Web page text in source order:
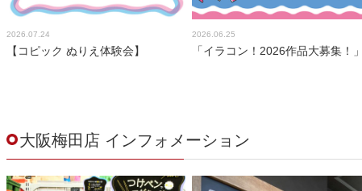
2026.07.24
【コピック ぬりえ体験会】
2026.06.25
「イラコン！2026作品大募集！」
大阪梅田店 インフォメーション